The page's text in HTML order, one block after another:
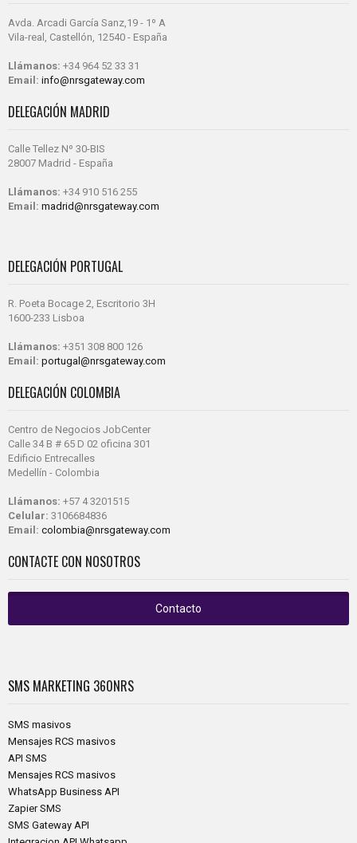
Avda. Arcadi García Sanz,19 - 1º A
Vila-real, Castellón, 12540 - España
Llámanos: +34 964 52 33 31
Email: info@nrsgateway.com
DELEGACIÓN MADRID
Calle Tellez Nº 30-BIS
28007 Madrid - España
Llámanos: +34 910 516 255
Email: madrid@nrsgateway.com
DELEGACIÓN PORTUGAL
R. Poeta Bocage 2, Escritorio 3H
1600-233 Lisboa
Llámanos: +351 308 800 126
Email: portugal@nrsgateway.com
DELEGACIÓN COLOMBIA
Centro de Negocios JobCenter
Calle 34 B # 65 D 02 oficina 301
Edificio Entrecalles
Medellín - Colombia
Llámanos: +57 4 3201515
Celular: 3106684836
Email: colombia@nrsgateway.com
CONTACTE CON NOSOTROS
Contacto
SMS MARKETING 360NRS
SMS masivos
Mensajes RCS masivos
API SMS
Mensajes RCS masivos
WhatsApp Business API
Zapier SMS
SMS Gateway API